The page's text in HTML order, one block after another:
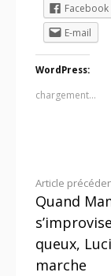
Facebook
E-mail
WordPress:
chargement…
Lire
la
suite
Article
Quand
queux,
marche